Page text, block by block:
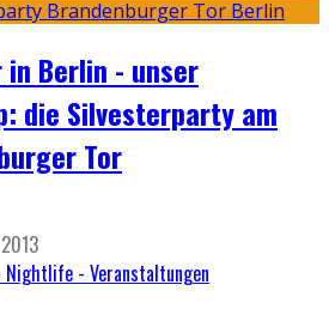
Berlin - unser
die Silvesterparty am
Tor
Nightlife - Veranstaltungen